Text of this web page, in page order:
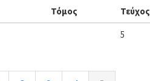
Τόμος Τεύχος
5